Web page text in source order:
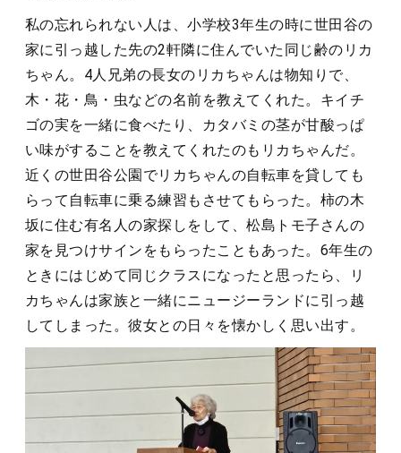
私の忘れられない人は、小学校3年生の時に世田谷の
家に引っ越した先の2軒隣に住んでいた同じ齢のリカ
ちゃん。4人兄弟の長女のリカちゃんは物知りで、
木・花・鳥・虫などの名前を教えてくれた。キイチ
ゴの実を一緒に食べたり、カタバミの茎が甘酸っぱ
い味がすることを教えてくれたのもリカちゃんだ。
近くの世田谷公園でリカちゃんの自転車を貸しても
らって自転車に乗る練習もさせてもらった。柿の木
坂に住む有名人の家探しをして、松島トモ子さんの
家を見つけサインをもらったこともあった。6年生の
ときにはじめて同じクラスになったと思ったら、リ
カちゃんは家族と一緒にニュージーランドに引っ越
してしまった。彼女との日々を懐かしく思い出す。